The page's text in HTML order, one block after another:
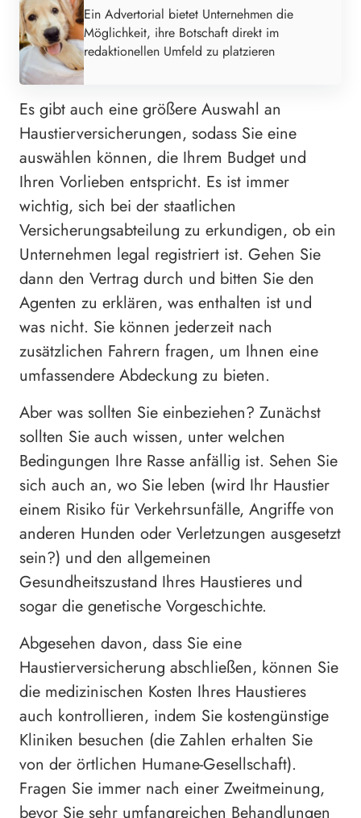
Ein Advertorial bietet Unternehmen die
Möglichkeit, ihre Botschaft direkt im
redaktionellen Umfeld zu platzieren
Es gibt auch eine größere Auswahl an
Haustierversicherungen, sodass Sie eine
auswählen können, die Ihrem Budget und
Ihren Vorlieben entspricht. Es ist immer
wichtig, sich bei der staatlichen
Versicherungsabteilung zu erkundigen, ob ein
Unternehmen legal registriert ist. Gehen Sie
dann den Vertrag durch und bitten Sie den
Agenten zu erklären, was enthalten ist und
was nicht. Sie können jederzeit nach
zusätzlichen Fahrern fragen, um Ihnen eine
umfassendere Abdeckung zu bieten.
Aber was sollten Sie einbeziehen? Zunächst
sollten Sie auch wissen, unter welchen
Bedingungen Ihre Rasse anfällig ist. Sehen Sie
sich auch an, wo Sie leben (wird Ihr Haustier
einem Risiko für Verkehrsunfälle, Angriffe von
anderen Hunden oder Verletzungen ausgesetzt
sein?) und den allgemeinen
Gesundheitszustand Ihres Haustieres und
sogar die genetische Vorgeschichte.
Abgesehen davon, dass Sie eine
Haustierversicherung abschließen, können Sie
die medizinischen Kosten Ihres Haustieres
auch kontrollieren, indem Sie kostengünstige
Kliniken besuchen (die Zahlen erhalten Sie
von der örtlichen Humane-Gesellschaft).
Fragen Sie immer nach einer Zweitmeinung,
bevor Sie sehr umfangreichen Behandlungen